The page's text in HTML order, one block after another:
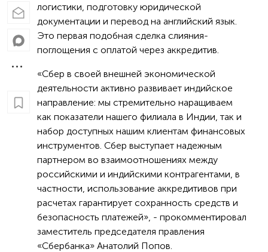
логистики, подготовку юридической
документации и перевод на английский язык.
Это первая подобная сделка слияния-
поглощения с оплатой через аккредитив.
«Сбер в своей внешней экономической
деятельности активно развивает индийское
направление: мы стремительно наращиваем
как показатели нашего филиала в Индии, так и
набор доступных нашим клиентам финансовых
инструментов. Сбер выступает надежным
партнером во взаимоотношениях между
российскими и индийскими контрагентами, в
частности, использование аккредитивов при
расчетах гарантирует сохранность средств и
безопасность платежей», - прокомментировал
заместитель председателя правления
«Сбербанка» Анатолий Попов.